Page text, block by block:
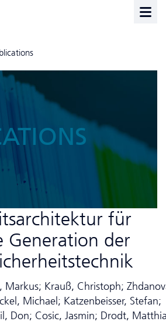
für
Generation der
Markus; Krauß, Christoph;
Michael; Katzenbeisser, Stefan;
Don; Cosic, Jasmin; Drodt,